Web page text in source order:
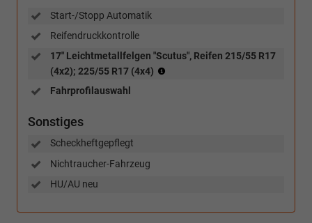
Start-/Stopp Automatik
Reifendruckkontrolle
17" Leichtmetallfelgen "Scutus", Reifen 215/55 R17
(4x2); 225/55 R17 (4x4)
Fahrprofilauswahl
Sonstiges
Scheckheftgepflegt
Nichtraucher-Fahrzeug
HU/AU neu